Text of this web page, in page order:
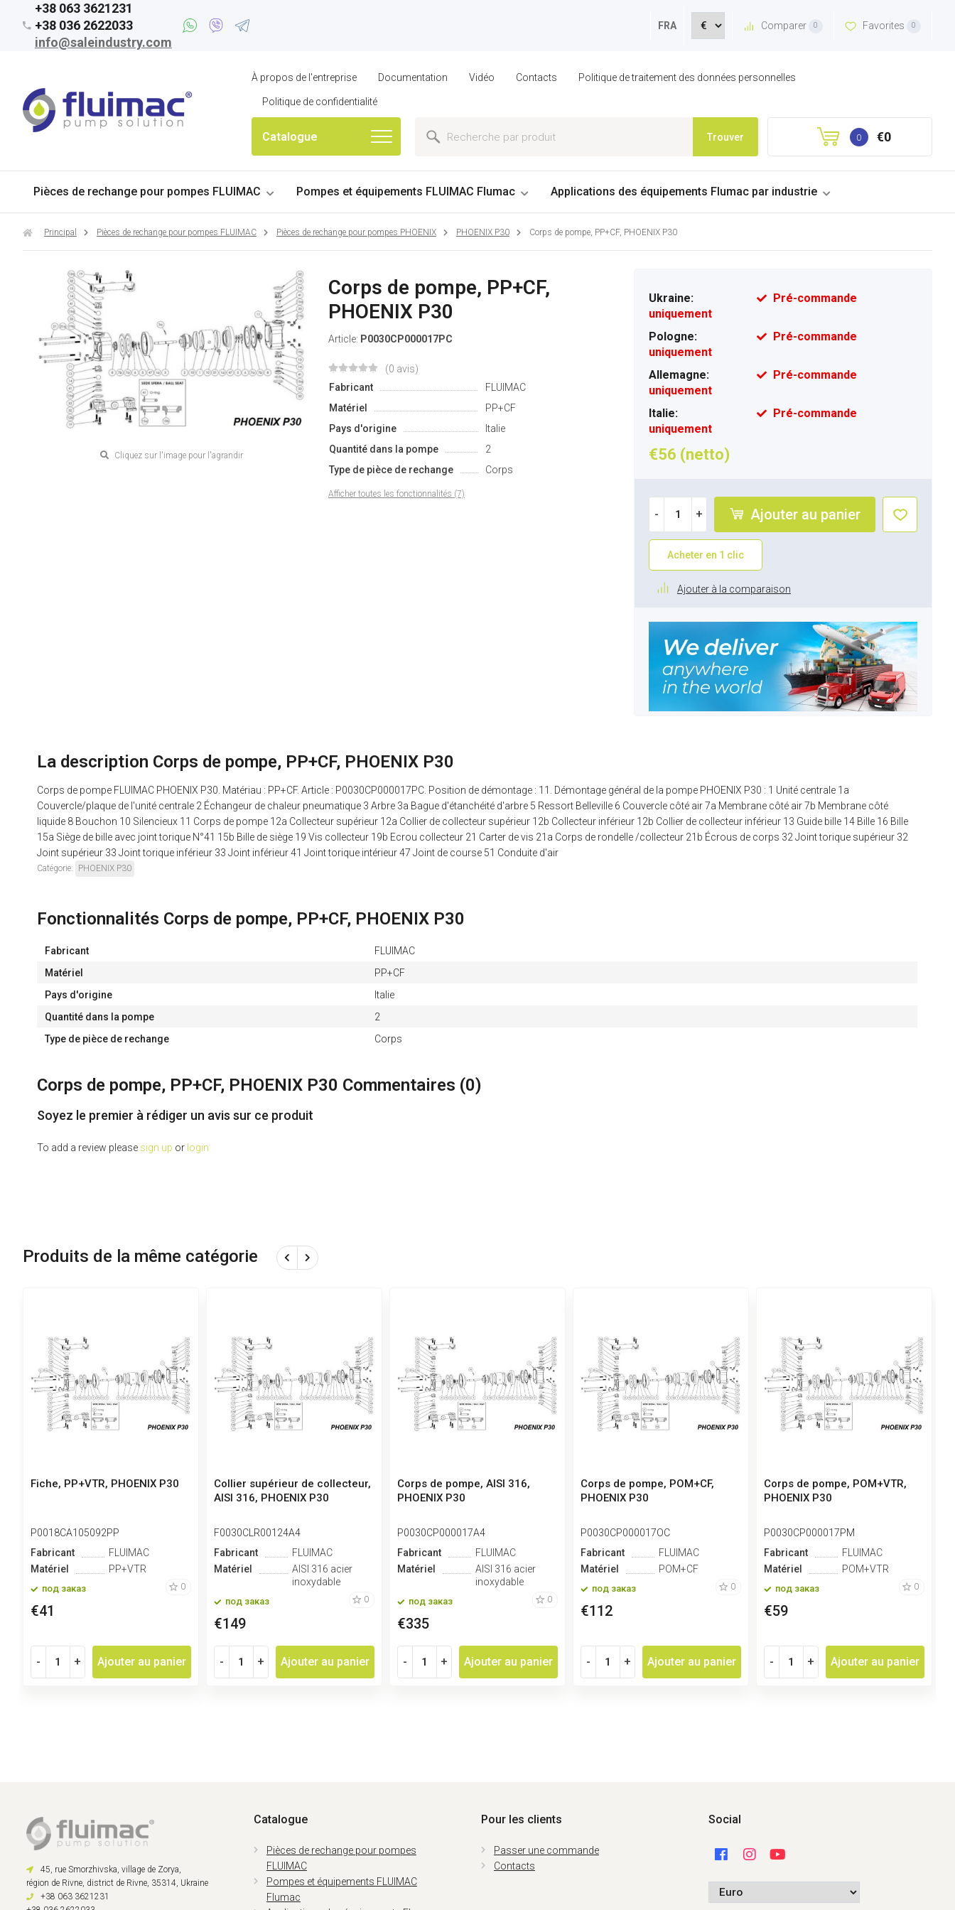
+38 063 3621231
+38 036 2622033
info@saleindustry.com
FRA Comparer 0 Favorites 0
À propos de l'entreprise Documentation Vidéo Contacts Politique de traitement des données personnelles
Politique de confidentialité
Catalogue Trouver 0 €0
Pièces de rechange pour pompes FLUIMAC Pompes et équipements FLUIMAC Flumac Applications des équipements Flumac par industrie
Principal Pièces de rechange pour pompes FLUIMAC Pièces de rechange pour pompes PHOENIX PHOENIX P30 Corps de pompe, PP+CF, PHOENIX P30
Cliquez sur l'image pour l'agrandir
Corps de pompe, PP+CF,
PHOENIX P30
Article: P0030CP000017PC
(0 avis)
Fabricant
FLUIMAC
Matériel
PP+CF
Pays d'origine
Italie
Quantité dans la pompe
2
Type de pièce de rechange
Corps
Afficher toutes les fonctionnalités (7)
Ukraine:
Pré-commande
uniquement
Pologne:
Pré-commande
uniquement
Allemagne:
Pré-commande
uniquement
Italie:
Pré-commande
uniquement
€56 (netto)
- + Ajouter au panier
Acheter en 1 clic
Ajouter à la comparaison
La description Corps de pompe, PP+CF, PHOENIX P30
Corps de pompe FLUIMAC PHOENIX P30. Matériau : PP+CF. Article : P0030CP000017PC. Position de démontage : 11. Démontage général de la pompe PHOENIX P30 : 1 Unité centrale 1a
Couvercle/plaque de l'unité centrale 2 Échangeur de chaleur pneumatique 3 Arbre 3a Bague d'étanchéité d'arbre 5 Ressort Belleville 6 Couvercle côté air 7a Membrane côté air 7b Membrane côté
liquide 8 Bouchon 10 Silencieux 11 Corps de pompe 12a Collecteur supérieur 12a Collier de collecteur supérieur 12b Collecteur inférieur 12b Collier de collecteur inférieur 13 Guide bille 14 Bille 16 Bille
15a Siège de bille avec joint torique N°41 15b Bille de siège 19 Vis collecteur 19b Ecrou collecteur 21 Carter de vis 21a Corps de rondelle /collecteur 21b Écrous de corps 32 Joint torique supérieur 32
Joint supérieur 33 Joint torique inférieur 33 Joint inférieur 41 Joint torique intérieur 47 Joint de course 51 Conduite d'air
Catégorie: PHOENIX P30
Fonctionnalités Corps de pompe, PP+CF, PHOENIX P30
Fabricant
FLUIMAC
Matériel
PP+CF
Pays d'origine
Italie
Quantité dans la pompe
2
Type de pièce de rechange
Corps
Corps de pompe, PP+CF, PHOENIX P30 Commentaires (0)
Soyez le premier à rédiger un avis sur ce produit
To add a review please sign up or login
Produits de la même catégorie
Fiche, PP+VTR, PHOENIX P30
P0018CA105092PP
Fabricant
FLUIMAC
Matériel
PP+VTR
под заказ 0
€41
- + Ajouter au panier
Collier supérieur de collecteur,
AISI 316, PHOENIX P30
F0030CLR00124A4
Fabricant
FLUIMAC
Matériel
AISI 316 acier
inoxydable
под заказ 0
€149
- + Ajouter au panier
Corps de pompe, AISI 316,
PHOENIX P30
P0030CP000017A4
Fabricant
FLUIMAC
Matériel
AISI 316 acier
inoxydable
под заказ 0
€335
- + Ajouter au panier
Corps de pompe, POM+CF,
PHOENIX P30
P0030CP000017OC
Fabricant
FLUIMAC
Matériel
POM+CF
под заказ 0
€112
- + Ajouter au panier
Corps de pompe, POM+VTR,
PHOENIX P30
P0030CP000017PM
Fabricant
FLUIMAC
Matériel
POM+VTR
под заказ 0
€59
- + Ajouter au panier
45, rue Smorzhivska, village de Zorya,
région de Rivne, district de Rivne, 35314, Ukraine
+38 063 3621231
Catalogue
Pièces de rechange pour pompes
FLUIMAC
Pompes et équipements FLUIMAC
Flumac
Pour les clients
Passer une commande
Contacts
Social